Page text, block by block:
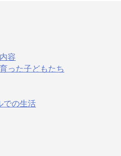
容
った子どもたち
での生活